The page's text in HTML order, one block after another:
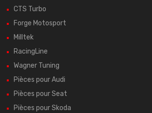
CTS Turbo
Forge Motosport
Milltek
RacingLine
Wagner Tuning
Pièces pour Audi
Pièces pour Seat
Pièces pour Skoda